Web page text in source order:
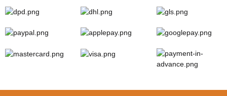
Zilco
Zilco Sicherheits-